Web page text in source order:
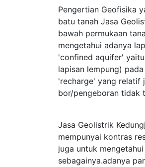
Pengertian Geofisika
batu tanah Jasa
bawah permukaan
mengetahui adanya
'confined aquifer'
lapisan lempung)
'recharge' yang relatif
bor/pengeboran tidak
Jasa Geolistrik
mempunyai kontras
juga untuk
sebagainya.adanya